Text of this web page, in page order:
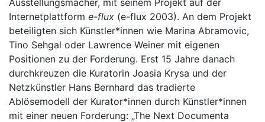
Ausstellungsmacher, mit seinem Projekt auf der
Internetplattform e-flux (e-flux 2003). An dem Projekt
beteiligten sich Künstler*innen wie Marina Abramovic,
Tino Sehgal oder Lawrence Weiner mit eigenen
Positionen zu der Forderung. Erst 15 Jahre danach
durchkreuzen die Kuratorin Joasia Krysa und der
Netzkünstler Hans Bernhard das tradierte
Ablösemodell der Kurator*innen durch Künstler*innen
mit einer neuen Forderung: „The Next Documenta